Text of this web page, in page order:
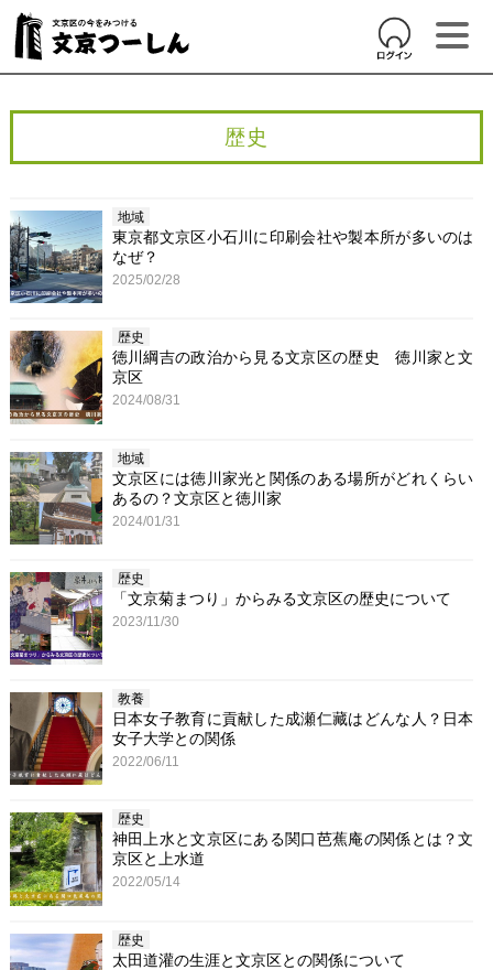
歴史
地域
東京都文京区小石川に印刷会社や製本所が多いのは
なぜ？
2025/02/28
歴史
徳川綱吉の政治から見る文京区の歴史 徳川家と文
京区
2024/08/31
地域
文京区には徳川家光と関係のある場所がどれくらい
あるの？文京区と徳川家
2024/01/31
歴史
「文京菊まつり」からみる文京区の歴史について
2023/11/30
教養
日本女子教育に貢献した成瀬仁藏はどんな人？日本
女子大学との関係
2022/06/11
歴史
神田上水と文京区にある関口芭蕉庵の関係とは？文
京区と上水道
2022/05/14
歴史
太田道灌の生涯と文京区との関係について